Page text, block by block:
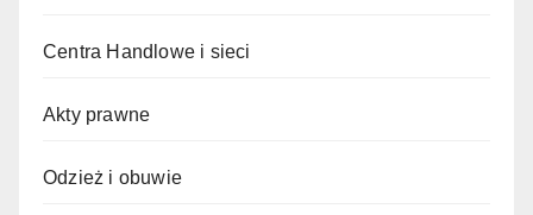
Centra Handlowe i sieci
Akty prawne
Odzież i obuwie